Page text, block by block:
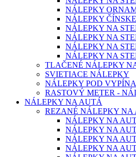
NÁLEPKY
NÁLEPKY
NÁLEPKY NA
NÁLEPKY NA
NÁLEPKY NA
NÁLEPKY NA
TLAČENÉ NÁLEPKY
SVIETIACE NÁLEPKY
NÁLEPKY POD
RASTOVÝ METER -
NÁLEPKY NA AUTÁ
REZANÉ NÁLEPKY NA
NÁLEPKY NA
NÁLEPKY NA
NÁLEPKY NA
NÁLEPKY NA